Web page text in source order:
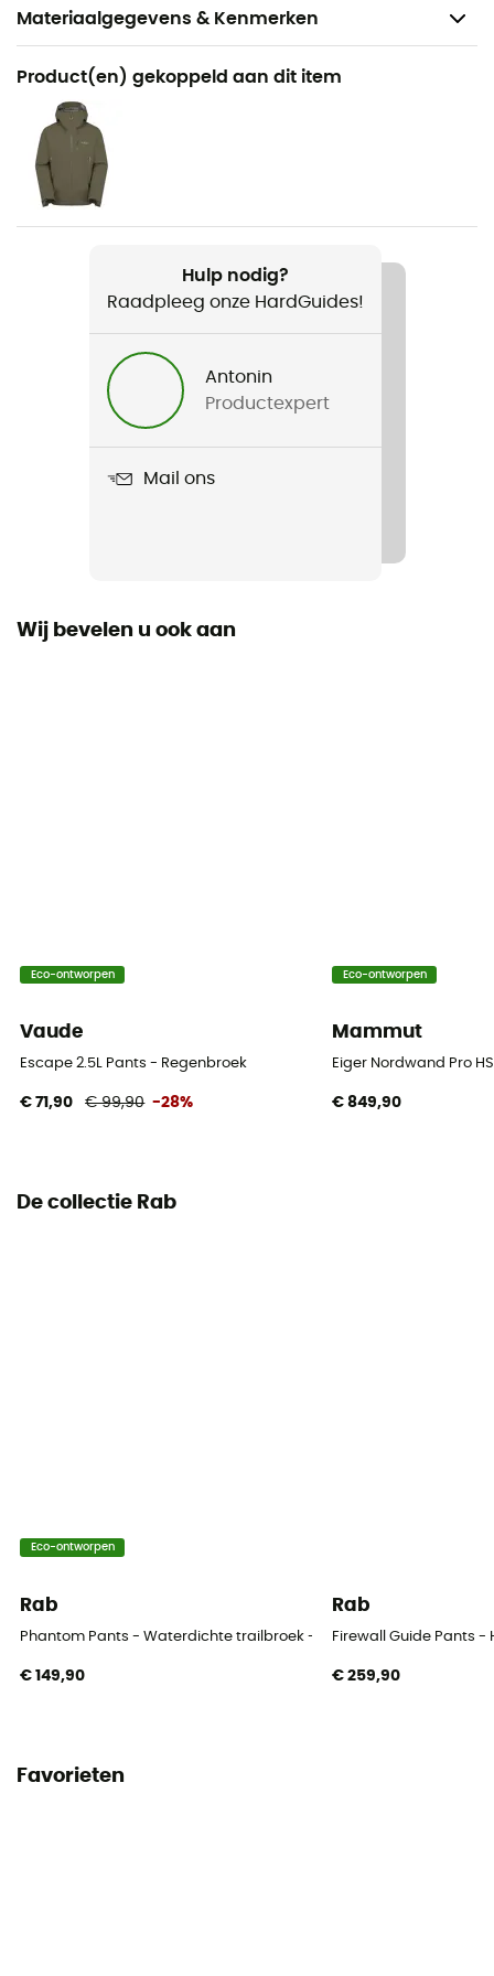
Materiaalgegevens & Kenmerken
Aanbevolen voor
Wandelen / Trekking / Bergbeklimmen
Voor
Heren
Gewicht
Downpour Mountain Pants
Gebruikte Technologieën
Pertex® Shield
Fit
[membrane] Pertex® Shield 2.5L - 40D - traitement
Product(en) gekoppeld aan dit item
Hulp nodig?
Raadpleeg onze HardGuides!
Antonin
Productexpert
Mail ons
Wij bevelen u ook aan
Eco-ontworpen
Vaude
Escape 2.5L Pants - Regenbroek
€ 71,90 € 99,90 -28%
Eco-ontworpen
Mammut
Eiger Nordwand Pro
€ 849,90
De collectie Rab
Eco-ontworpen
Rab
Phantom Pants - Waterdichte trailbroek - Heren
€ 149,90
Rab
Firewall Guide Pants -
€ 259,90
Favorieten